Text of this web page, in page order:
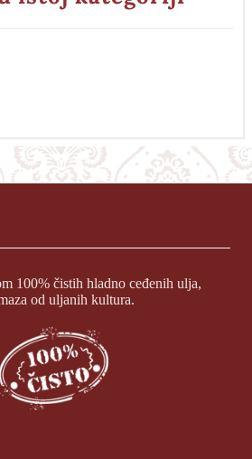
100% čistih hladno ceđenih ulja,
od uljanih kultura.